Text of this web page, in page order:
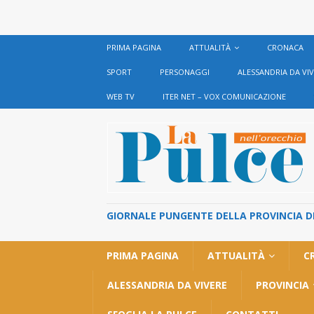
PRIMA PAGINA ATTUALITÀ CRONACA
SPORT PERSONAGGI ALESSANDRIA DA
WEB TV ITER NET – VOX COMUNICAZIONE
GIORNALE PUNGENTE DELLA PROVINCIA
PRIMA PAGINA ATTUALITÀ
ALESSANDRIA DA VIVERE PROVINCIA